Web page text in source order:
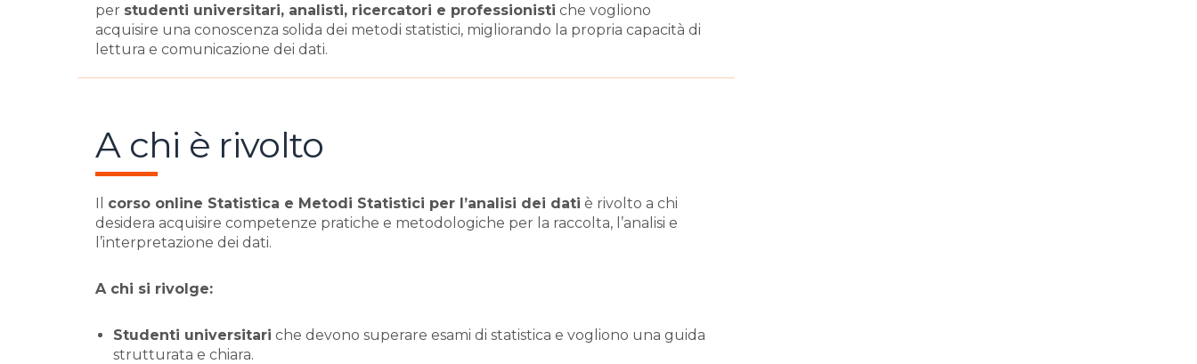
per studenti universitari, analisti, ricercatori e professionisti che vogliono
acquisire una conoscenza solida dei metodi statistici, migliorando la propria capacità di
lettura e comunicazione dei dati.
A chi è rivolto
Il corso online Statistica e Metodi Statistici per l’analisi dei dati è rivolto a chi
desidera acquisire competenze pratiche e metodologiche per la raccolta, l’analisi e
l’interpretazione dei dati.
A chi si rivolge:
Studenti universitari che devono superare esami di statistica e vogliono una guida
strutturata e chiara.